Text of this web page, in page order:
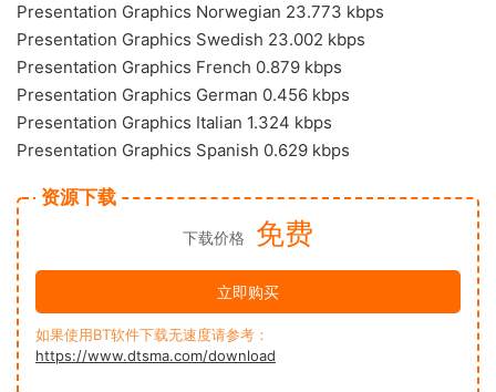
Presentation Graphics Norwegian 23.773 kbps
Presentation Graphics Swedish 23.002 kbps
Presentation Graphics French 0.879 kbps
Presentation Graphics German 0.456 kbps
Presentation Graphics Italian 1.324 kbps
Presentation Graphics Spanish 0.629 kbps
资源下载
下载价格 免费
立即购买
如果使用BT软件下载无速度请参考：
https://www.dtsma.com/download